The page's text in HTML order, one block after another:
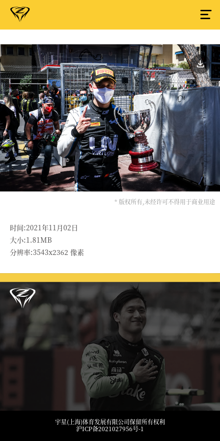
* 版权所有,未经许可不得用于商业用途
时间:2021年11月02日
大小:1.81MB
分辨率:3543x2362 像素
宇星(上海)体育发展有限公司保留所有权利
沪ICP备2021027956号-1